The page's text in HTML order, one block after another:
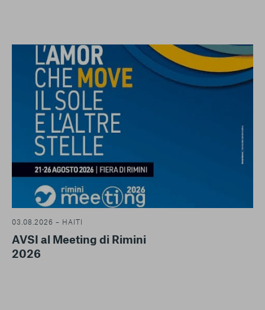
03.08.2026 – HAITI
AVSI al Meeting di Rimini
2026